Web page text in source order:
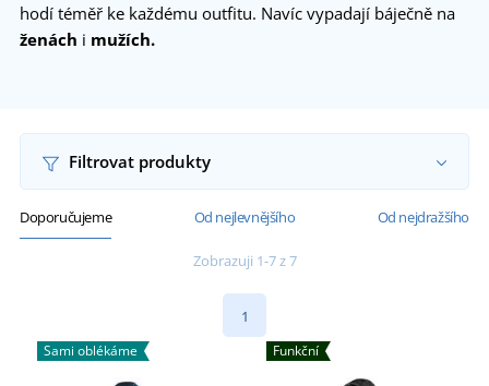
hodí téměř ke každému outfitu. Navíc vypadají báječně na
ženách i mužích.
Filtrovat produkty
Doporučujeme Od nejlevnějšího Od nejdražšího
Zobrazuji 1-7 z 7
1
Sami oblékáme Funkční